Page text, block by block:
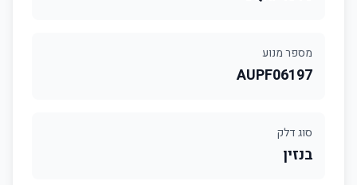
מספר מנוע
AUPF06197
סוג דלק
בנזין